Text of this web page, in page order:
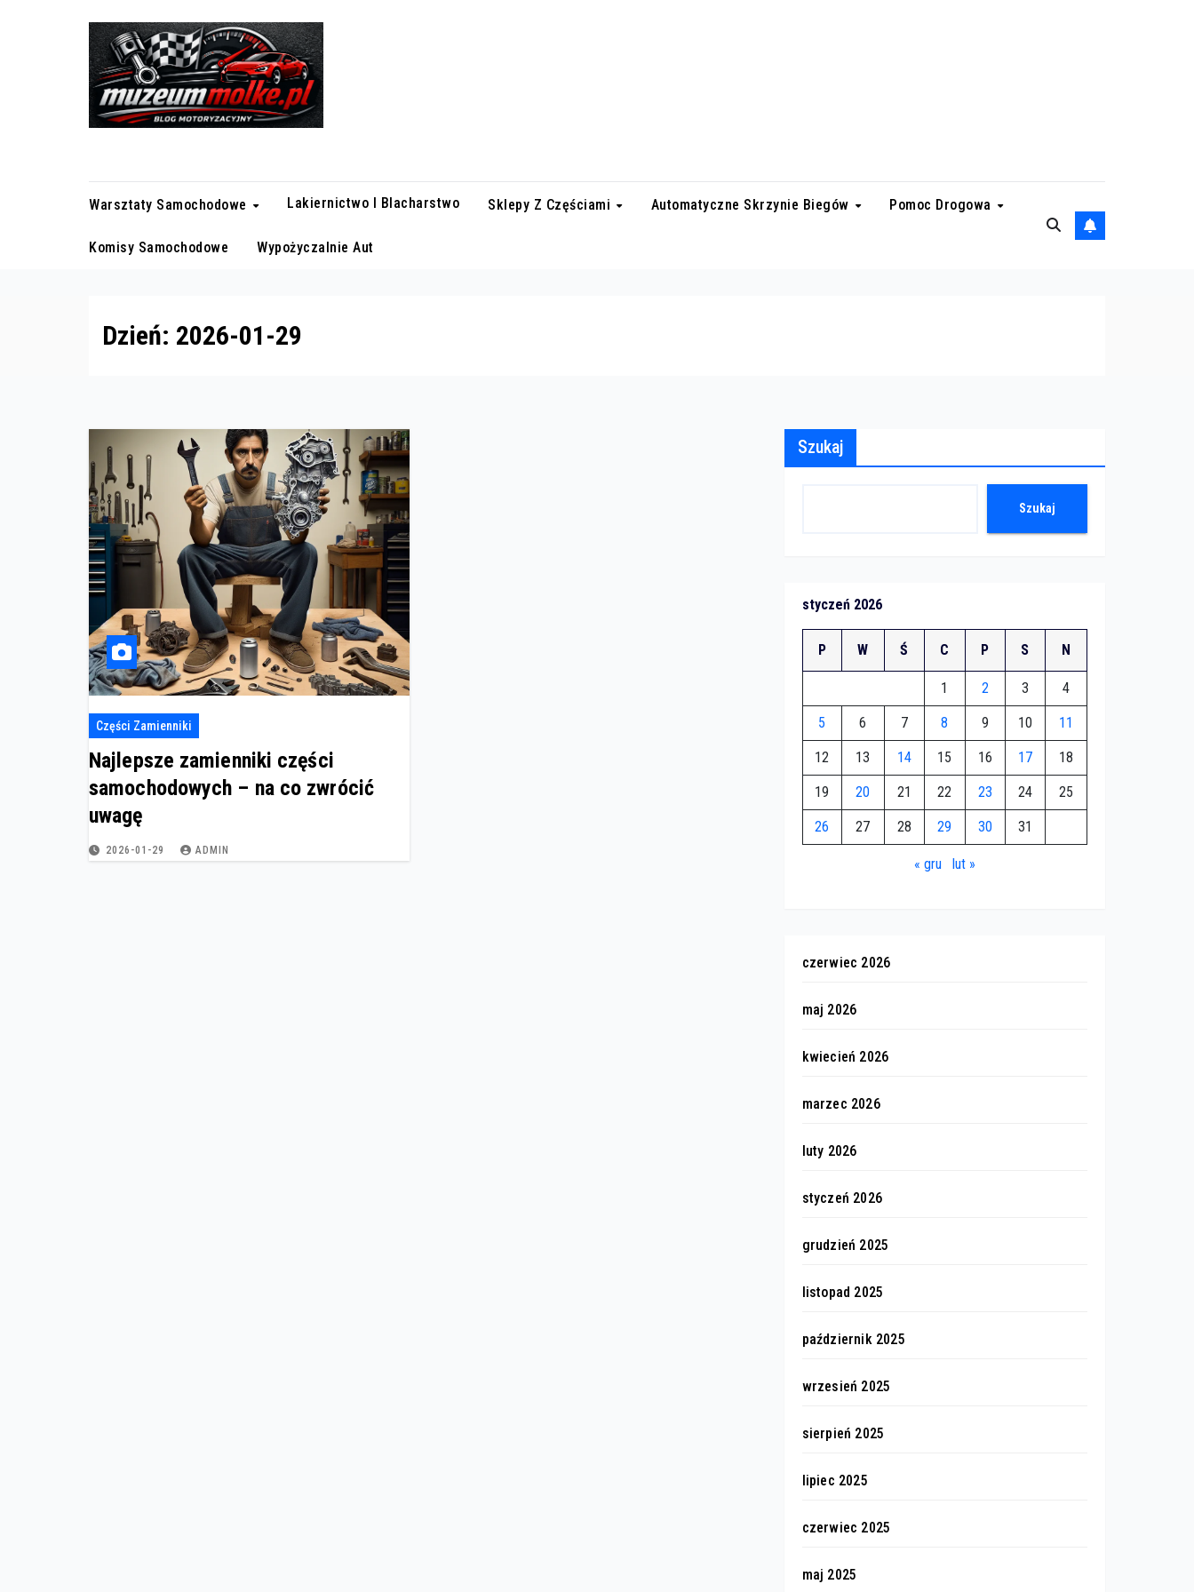
Warsztaty Samochodowe Lakiernictwo I Blacharstwo Sklepy Z Częściami Automatyczne Skrzynie Biegów Pomoc Drogowa
Komisy Samochodowe Wypożyczalnie Aut
Dzień: 2026-01-29
Części Zamienniki
Najlepsze zamienniki części
samochodowych – na co zwrócić
uwagę
2026-01-29 ADMIN
Szukaj
Szukaj
styczeń 2026
P W Ś C P S N
1 2 3 4
5 6 7 8 9 10 11
12 13 14 15 16 17 18
19 20 21 22 23 24 25
26 27 28 29 30 31
« gru lut »
czerwiec 2026
maj 2026
kwiecień 2026
marzec 2026
luty 2026
styczeń 2026
grudzień 2025
listopad 2025
październik 2025
wrzesień 2025
sierpień 2025
lipiec 2025
czerwiec 2025
maj 2025